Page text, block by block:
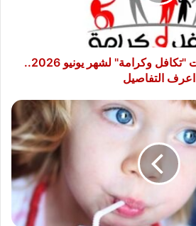
موعد صرف مساعدات "تكافل وكرامة" لشهر يونيو 2026..
اعرف التفاصيل